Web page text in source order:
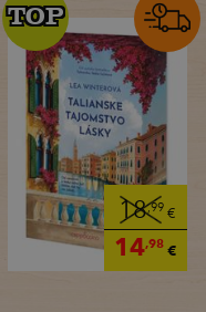
18,99 €
14,98€
TOP
TOP